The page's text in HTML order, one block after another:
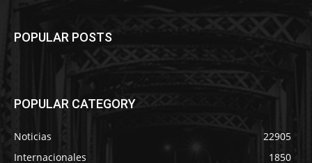
POPULAR POSTS
POPULAR CATEGORY
Noticias
22905
Internacionales
1850